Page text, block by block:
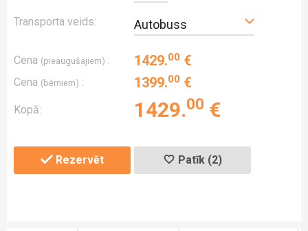
Transporta veids: Autobuss
Cena (pieaugušajiem) : 1429.00 €
Cena (bērniem) : 1399.00 €
Kopā: 1429.00 €
Rezervēt Patīk (2)